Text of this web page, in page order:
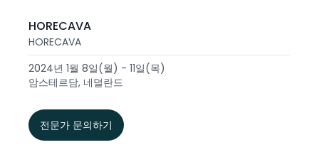
HORECAVA
HORECAVA
2024년 1월 8일(월) - 11일(목)
암스테르담, 네덜란드
전문가 문의하기